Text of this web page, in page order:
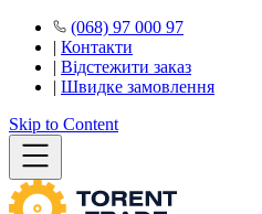
(068) 97 000 97
| Контакти
| Відстежити заказ
| Швидке замовлення
Skip to Content